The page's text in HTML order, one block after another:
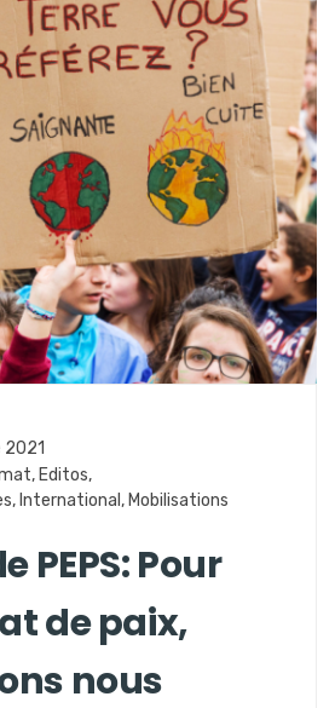
, Editos,
, International , Mobilisations
PEPS: Pour
de paix,
nous